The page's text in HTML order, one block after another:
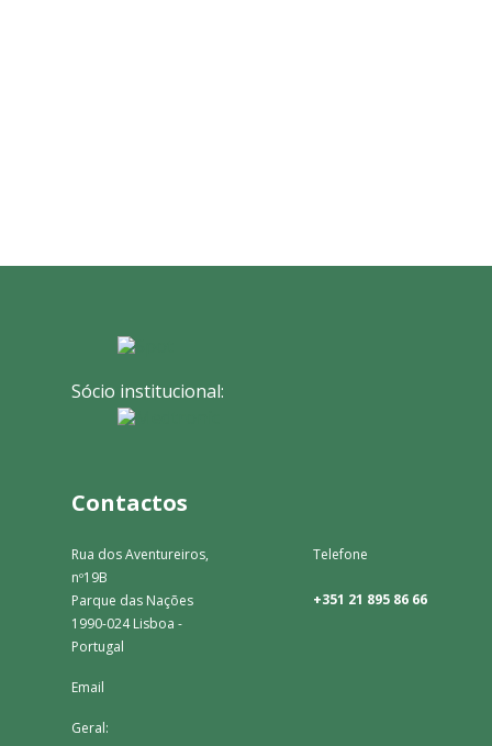
Sócio institucional:
Contactos
Rua dos Aventureiros,
nº19B
Parque das Nações
1990-024 Lisboa -
Portugal
Telefone
+351 21 895 86 66
Email
Geral: